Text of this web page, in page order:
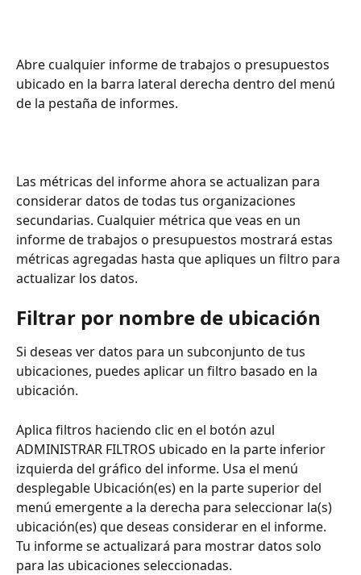
Abre cualquier informe de trabajos o presupuestos
ubicado en la barra lateral derecha dentro del menú
de la pestaña de informes.
Las métricas del informe ahora se actualizan para
considerar datos de todas tus organizaciones
secundarias. Cualquier métrica que veas en un
informe de trabajos o presupuestos mostrará estas
métricas agregadas hasta que apliques un filtro para
actualizar los datos.
Filtrar por nombre de ubicación
Si deseas ver datos para un subconjunto de tus
ubicaciones, puedes aplicar un filtro basado en la
ubicación.
Aplica filtros haciendo clic en el botón azul
ADMINISTRAR FILTROS ubicado en la parte inferior
izquierda del gráfico del informe. Usa el menú
desplegable Ubicación(es) en la parte superior del
menú emergente a la derecha para seleccionar la(s)
ubicación(es) que deseas considerar en el informe.
Tu informe se actualizará para mostrar datos solo
para las ubicaciones seleccionadas.